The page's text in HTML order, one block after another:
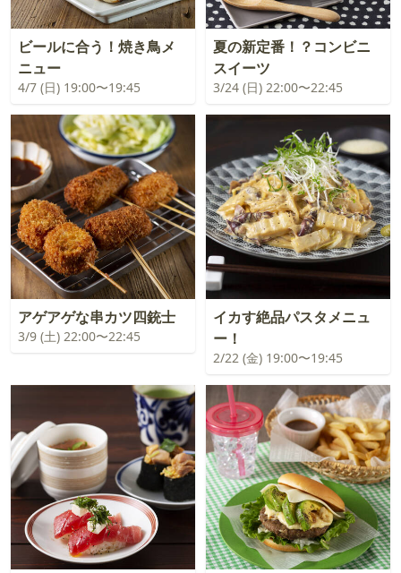
ビールに合う！焼き鳥メ
ニュー
4/7 (日) 19:00〜19:45
夏の新定番！？コンビニ
スイーツ
3/24 (日) 22:00〜22:45
アゲアゲな串カツ四銃士
3/9 (土) 22:00〜22:45
イカす絶品パスタメニュ
ー！
2/22 (金) 19:00〜19:45